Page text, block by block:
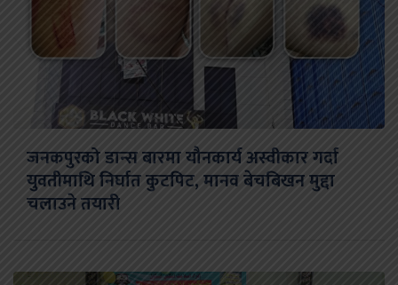
जनकपुरको डान्स बारमा यौनकार्य अस्वीकार गर्दा
युवतीमाथि निर्घात कुटपिट, मानव बेचबिखन मुद्दा
चलाउने तयारी